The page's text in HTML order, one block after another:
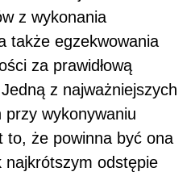
z wykonania
także egzekwowania
za prawidłową
z najważniejszych
przy wykonywaniu
to, że powinna być ona
najkrótszym odstępie